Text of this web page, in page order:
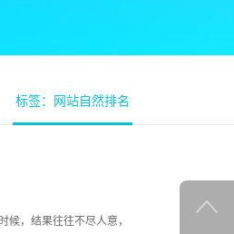
标签：网站自然排名
，结果往往不尽人意，